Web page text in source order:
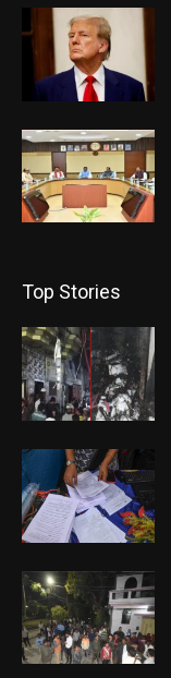
Top Stories